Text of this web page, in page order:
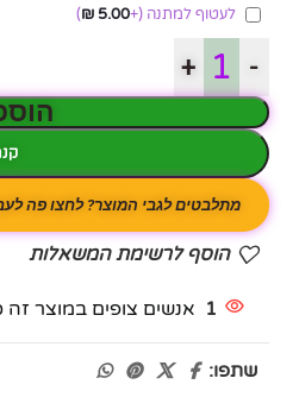
לעטוף למתנה(+
5.00
₪
)
-
+
מתלבטים לגבי המוצר? לחצו פה
הוסף לרשימת המשאלות
1 אנשים צופים במוצר זה
שתפו: